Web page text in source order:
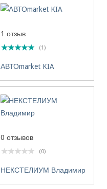
1 отзыв
(1)
АВТОmarket KIA
0 отзывов
(0)
НЕКСТЕЛИУМ Владимир